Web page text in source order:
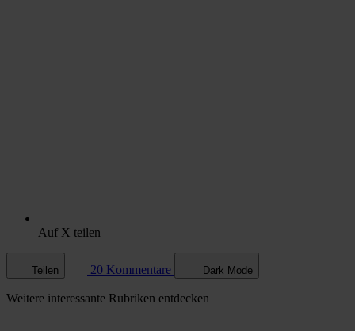
Auf X teilen
Teilen 20 Kommentare Dark Mode
Weitere interessante Rubriken entdecken